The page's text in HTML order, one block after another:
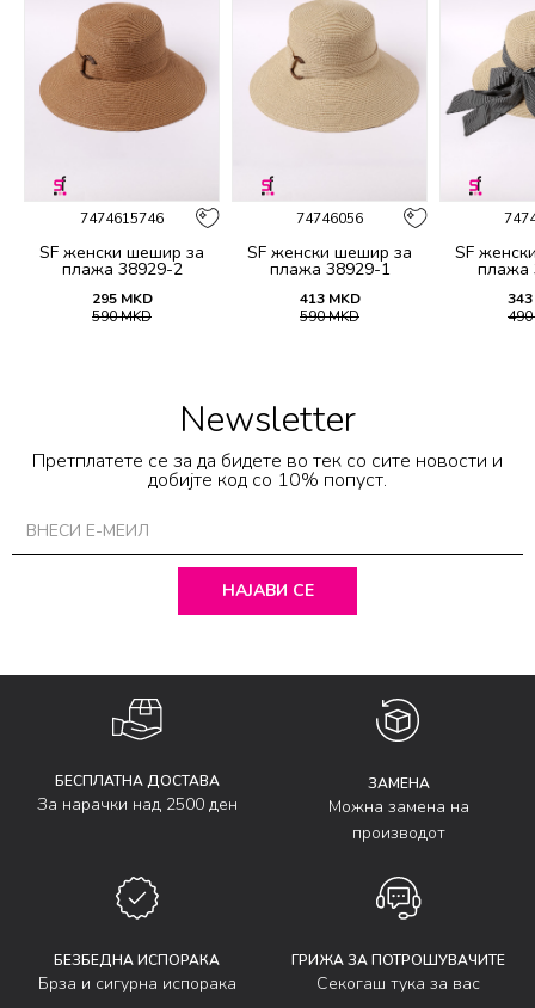
7474615746
SF женски шешир за
плажа 38929-2
295 MKD
590MKD
74746056
SF женски шешир за
плажа 38929-1
413 MKD
590MKD
SF
плажа
343
490
Newsletter
Претплатете се за да бидете во тек со сите новости и
добијте код со 10% попуст.
НАЈАВИ СЕ
БЕСПЛАТНА ДОСТАВА
За нарачки над 2500 ден
ЗАМЕНА
Можна замена на
производот
БЕЗБЕДНА ИСПОРАКА
Брза и сигурна испорака
ГРИЖА ЗА ПОТРОШУВАЧИТЕ
Секогаш тука за вас